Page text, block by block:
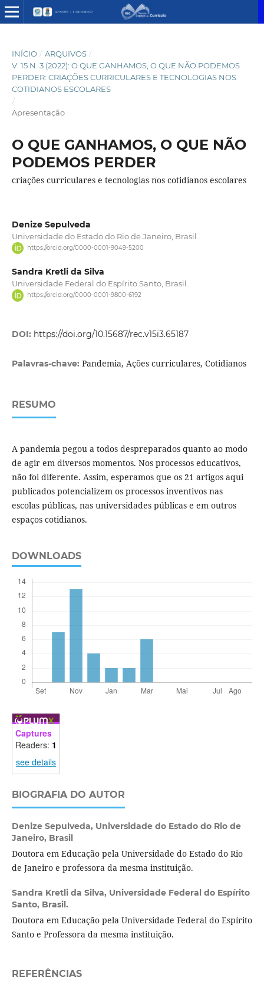
INÍCIO / ARQUIVOS /
V. 15 N. 3 (2022): O QUE GANHAMOS, O QUE NÃO PODEMOS
PERDER: CRIAÇÕES CURRICULARES E TECNOLOGIAS NOS
COTIDIANOS ESCOLARES
/
Apresentação
O QUE GANHAMOS, O QUE NÃO
PODEMOS PERDER
criações curriculares e tecnologias nos cotidianos escolares
Denize Sepulveda
Universidade do Estado do Rio de Janeiro, Brasil
https://orcid.org/0000-0001-9049-5200
Sandra Kretli da Silva
Universidade Federal do Espírito Santo, Brasil.
https://orcid.org/0000-0001-9800-6192
DOI: https://doi.org/10.15687/rec.v15i3.65187
Palavras-chave: Pandemia, Ações curriculares, Cotidianos
RESUMO
A pandemia pegou a todos despreparados quanto ao modo
de agir em diversos momentos. Nos processos educativos,
não foi diferente. Assim, esperamos que os 21 artigos aqui
publicados potencializem os processos inventivos nas
escolas públicas, nas universidades públicas e em outros
espaços cotidianos.
DOWNLOADS
Captures
Readers: 1
see details
BIOGRAFIA DO AUTOR
Denize Sepulveda, Universidade do Estado do Rio de
Janeiro, Brasil
Doutora em Educação pela Universidade do Estado do Rio
de Janeiro e professora da mesma instituição.
Sandra Kretli da Silva, Universidade Federal do Espírito
Santo, Brasil.
Doutora em Educação pela Universidade Federal do Espírito
Santo e Professora da mesma instituição.
REFERÊNCIAS